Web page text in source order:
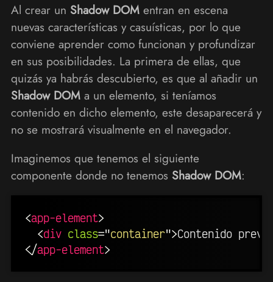
Al crear un Shadow DOMentran en escena
nuevas características y casuísticas, por lo que
conviene aprender como funcionan y profundizar
en sus posibilidades. La primera de ellas, que
quizás ya habrás descubierto, es que al añadir un
Shadow DOMa un elemento, si teníamos
contenido en dicho elemento, este desaparecerá y
no se mostrará visualmente en el navegador.
Imaginemos que tenemos el siguiente
componente donde no tenemos Shadow DOM:
<app-element>
<div class="container">Contenido
</app-element>